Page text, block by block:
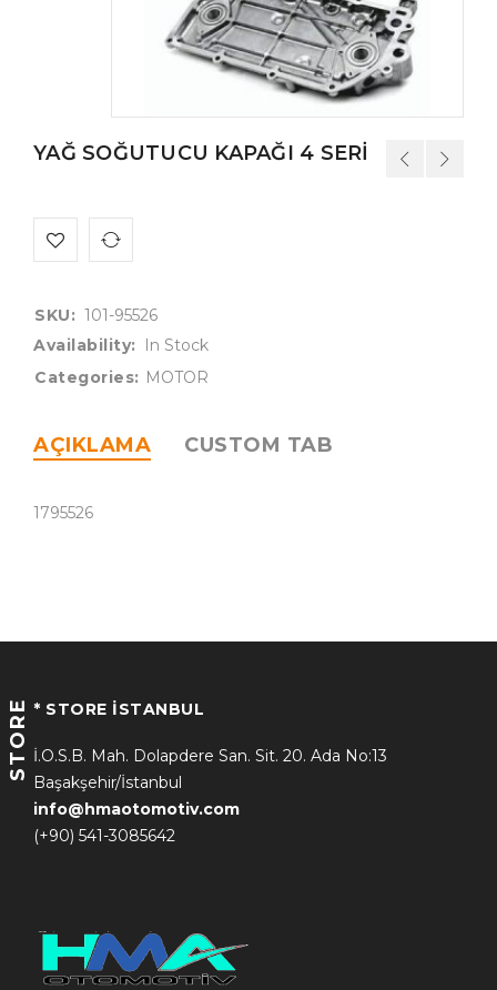
YAĞ SOĞUTUCU KAPAĞI 4 SERİ
SKU: 101-95526
Availability:
In Stock
Categories: MOTOR
AÇIKLAMA CUSTOM TAB
1795526
STORE * STORE İSTANBUL
İ.O.S.B. Mah. Dolapdere San. Sit. 20. Ada No:13
Başakşehir/İstanbul
info@hmaotomotiv.com
(+90) 541-3085642